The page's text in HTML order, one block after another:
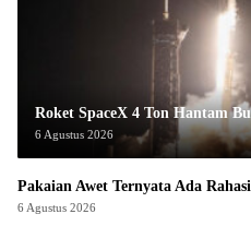
Roket SpaceX 4 Ton Hantam
6 Agustus 2026
Pakaian Awet Ternyata Ada
6 Agustus 2026